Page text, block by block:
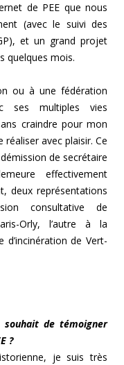
de PEE que nous
(avec le suivi des
et un grand projet
quelques mois.
ou à une fédération
ses multiples vies
craindre pour mon
avec plaisir. Ce
de secrétaire
effectivement
deux représentations
consultative de
Orly, l’autre à la
d’incinération de Vert-
souhait de témoigner
?
je suis très